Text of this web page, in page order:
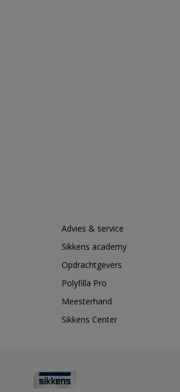
Advies & service
Sikkens academy
Opdrachtgevers
Polyfilla Pro
Meesterhand
Sikkens Center